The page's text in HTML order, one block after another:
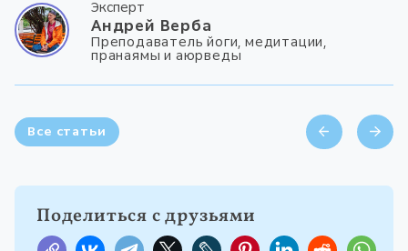
Эксперт
Андрей Верба
Преподаватель йоги, медитации,
пранаямы и аюрведы
Все статьи
Поделиться с друзьями